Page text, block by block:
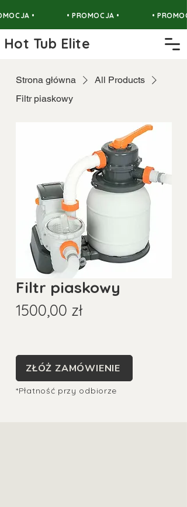
Hot Tub Elite
• • PROMOCJA • •
Strona główna
All Products
Filtr piaskowy
Filtr piaskowy
1500,00 złCena
ZŁÓŻ ZAMÓWIENIE
*Płatność przy odbiorze